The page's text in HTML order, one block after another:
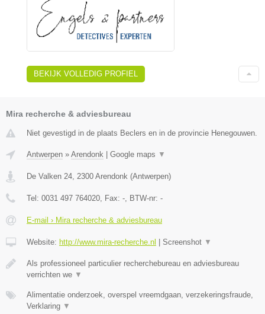
BEKIJK VOLLEDIG PROFIEL
Mira recherche & adviesbureau
Niet gevestigd in de plaats Beclers en in de provincie Henegouwen.
Antwerpen » Arendonk Google maps ▼
De Valken 24, 2300 Arendonk (Antwerpen)
Tel: 0031 497 764020, Fax: -, BTW-nr: -
E-mail › Mira recherche & adviesbureau
Website: http://www.mira-recherche.nl Screenshot ▼
Als professioneel particulier recherchebureau en adviesbureau
verrichten we ▼
Alimentatie onderzoek, overspel vreemdgaan, verzekeringsfraude,
Verklaring ▼